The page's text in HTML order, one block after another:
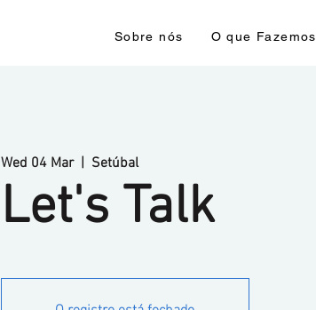
Sobre nós O que Fazemos
Wed 04 Mar
  |
Setúbal
Let's Talk